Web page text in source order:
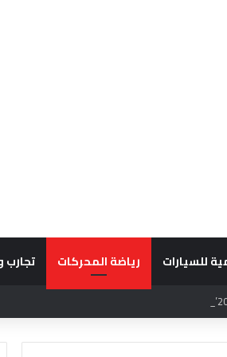
للسيارات رياضة المحركات تجارب